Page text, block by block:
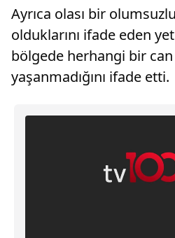
Ayrıca olası bir
olduklarını ifade eden
bölgede herhangi bir can
yaşanmadığını ifade etti.